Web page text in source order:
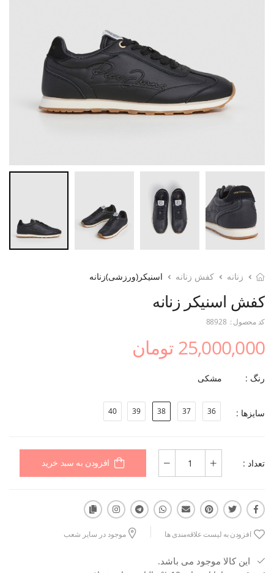
زنانه کفش زنانه اسنیکر(ورزشی)زنانه
کفش اسنیکر زنانه
کد محصول : 88928
25,000,000 تومان
رنگ : مشکی
سایزها : 36
37
38
39
40
تعداد : افزودن به سبد خرید
افزودن به لیست علاقه‌مندی ها موجود در سایر شعب
این کالا موجود می باشد.